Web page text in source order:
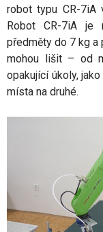
robot typu CR-7iA
Robot CR-7iA je
předměty do 7 kg a
mohou lišit – od
opakující úkoly,
místa na druhé.